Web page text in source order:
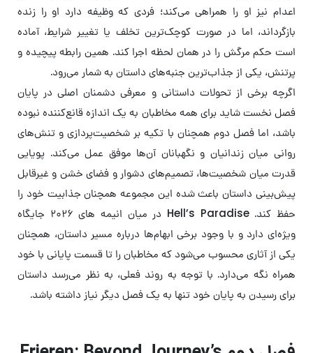
اعدام نیز او را همراهی می‌کند؛ فردی که وظیفه دارد او را زنده
بازگرداند، اما در صورت کوچک‌ترین تخلف یا تغییر شرایط، آماده
است حکم مرگش را در همان لحظه اجرا کند. همین رابطه پیچیده و
پرتنش، یکی از جذاب‌ترین جنبه‌های داستان به شمار می‌رود.
اگرچه برخی از تحولات داستانی و معرفی دشمنان اصلی در پایان
فصل نخست شاید برای همه مخاطبان به یک اندازه قانع‌کننده نبوده
باشد، اما فصل دوم همچنان با تکیه بر شخصیت‌پردازی و تنش‌های
روانی میان زندانیان و نگهبانان آن‌ها موفق عمل می‌کند. پویایی
قدرت میان شخصیت‌ها، تصمیم‌های دشوار و فضای خشن و غیرقابل
پیش‌بینی داستان باعث شده این مجموعه همچنان جذابیت خود را
حفظ کند. Hell’s Paradise در میان انیمه های ۲۰۲۶ جایگاه
ویژه‌ای دارد و با وجود برخی ابهام‌ها درباره مسیر داستان، همچنان
یکی از آثاری محسوب می‌شود که مخاطبان را تا قسمت پایانی با خود
همراه نگه می‌دارد. با توجه به روند فعلی، به نظر می‌رسد داستان
برای رسیدن به پایان خود تنها به یک فصل دیگر نیاز داشته باشد.